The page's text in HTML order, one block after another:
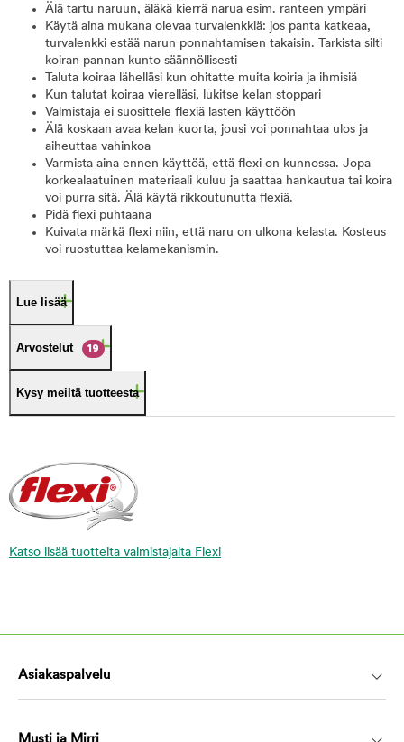
Älä tartu naruun, äläkä kierrä narua esim. ranteen ympäri
Käytä aina mukana olevaa turvalenkkiä: jos panta katkeaa,
turvalenkki estää narun ponnahtamisen takaisin. Tarkista silti
koiran pannan kunto säännöllisesti
Taluta koiraa lähelläsi kun ohitatte muita koiria ja ihmisiä
Kun talutat koiraa vierelläsi, lukitse kelan stoppari
Valmistaja ei suosittele flexiä lasten käyttöön
Älä koskaan avaa kelan kuorta, jousi voi ponnahtaa ulos ja
aiheuttaa vahinkoa
Varmista aina ennen käyttöä, että flexi on kunnossa. Jopa
korkealaatuinen materiaali kuluu ja saattaa hankautua tai koira
voi purra sitä. Älä käytä rikkoutunutta flexiä.
Pidä flexi puhtaana
Kuivata märkä flexi niin, että naru on ulkona kelasta. Kosteus
voi ruostuttaa kelamekanismin.
Lue lisää
Arvostelut 19
Kysy meiltä tuotteesta
Katso lisää tuotteita valmistajalta Flexi
Asiakaspalvelu